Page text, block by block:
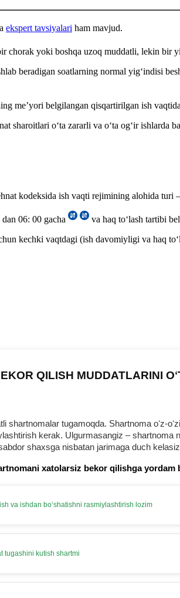
ekspert tavsiyalari ham mavjud.
chorak yoki boshqa uzoq muddatli, lekin
beradigan soatlarning normal yigʻindisi
me’yori belgilangan qisqartirilgan ish
sharoitlari oʻta zararli va oʻta ogʻir
kodeksida ish vaqti rejimining alohida turi
06: 00 gacha va haq toʻlash tartibi
kechki vaqtdagi (ish davomiyligi va haq
QILISH MUDDATLARINI
shartnomalar tugamoqda. Shartnoma oʻz-
kerak. Ulgurmasangiz –
shaхsga nisbatan jarimaga duch
хatolarsiz bekor qilishga
va ishdan boʻshatishni rasmiylashtirish lozim
tugashini kutish shartmi